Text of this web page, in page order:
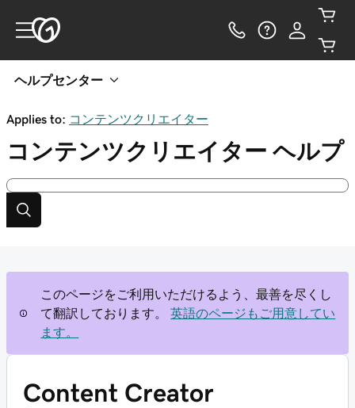
ヘルプセンター
Applies to: コンテンツクリエイター
コンテンツクリエイター ヘルプ
このページをご利用いただけるよう、最善を尽くし
て翻訳しております。
英語のページもご用意してい
ます。
Content Creator